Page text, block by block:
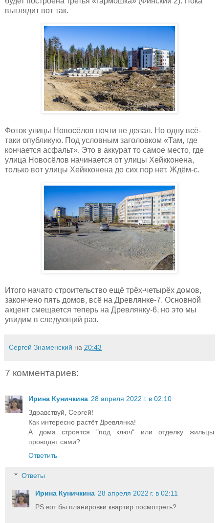
выглядит вот так.
Фоток улицы Новосёлов почти не делал. Но одну всё-
таки опубликую. Под условным заголовком «Там, где
кончается асфальт». Это в аккурат то самое место, где
улица Новосёлов начинается от улицы Хейкконена,
только вот улицы Хейкконена до сих пор нет. Ждём-с.
Итого начато строительство ещё трёх-четырёх домов,
закончено пять домов, всё на Древлянке-7. Основной
акцент смещается теперь на Древлянку-6, но это мы
увидим в следующий раз.
Сергей Знаменский на 20:43
7 комментариев:
Ирина Куничкина 28 апреля 2022 г. в 02:10
Здравствуй, Сергей!
Как интересно растёт Древлянка!
А дома строятся "под ключ" или отделку жильцы
проводят сами?
Ответить
Ответы
Ирина Куничкина 28 апреля 2022 г. в 02:11
PS вот бы планировки квартир посмотреть?